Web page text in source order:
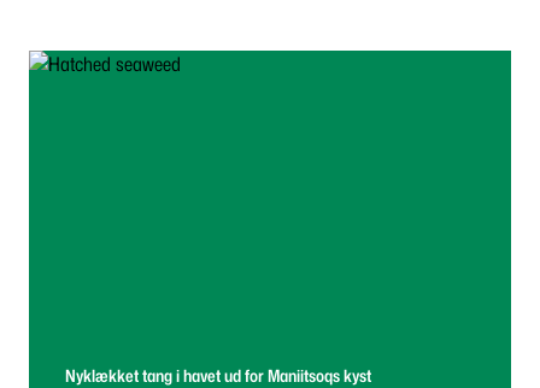
Nyklækket tang i havet ud for Maniitsoqs kyst